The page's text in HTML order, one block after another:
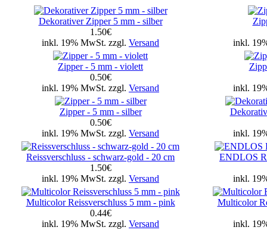
Dekorativer Zipper 5 mm - silber
1.50€
inkl. 19% MwSt. zzgl. Versand inkl.
Zipper - 5 mm - violett
0.50€
inkl. 19% MwSt. zzgl. Versand inkl.
Zipper - 5 mm - silber
0.50€
inkl. 19% MwSt. zzgl. Versand inkl.
Reissverschluss - schwarz-gold - 20 cm
1.50€
inkl. 19% MwSt. zzgl. Versand
ENDLOS
inkl.
Multicolor Reissverschluss 5 mm - pink
0.44€
inkl. 19% MwSt. zzgl. Versand
Multicolor
inkl.